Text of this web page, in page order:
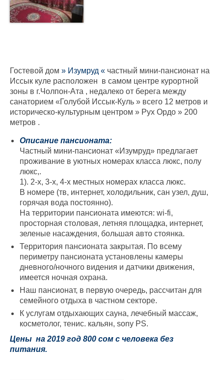
Кулю
Гостевой дом » Изумруд « частный мини-пансионат на
Иссык куле расположен в самом центре курортной
зоны в г.Чолпон-Ата , недалеко от берега между
санаторием «Голубой Иссык-Куль » всего 12 метров и
историческо-культурным центром » Рух Ордо » 200
метров .
Описание пансионата:
Частный мини-пансионат «Изумруд» предлагает
проживание в уютных номерах класса люкс, полу
люкс,.
1). 2-х, 3-х, 4-х местных номерах класса люкс.
В номере (тв, интернет, холодильник, сан узел, душ,
горячая вода постоянно).
На территории пансионата имеются: wi-fi,
просторная столовая, летняя площадка, интернет,
зеленые насаждения, большая авто стоянка.
Территория пансионата закрытая. По всему
периметру пансионата установлены камеры
дневного/ночного видения и датчики движения,
имеется ночная охрана.
Наш пансионат, в первую очередь, рассчитан для
семейного отдыха в частном секторе.
К услугам отдыхающих сауна, лечебный массаж,
косметолог, тенис. кальян, sony PS.
Цены на 2019 год 800 сом с человека без
питания.